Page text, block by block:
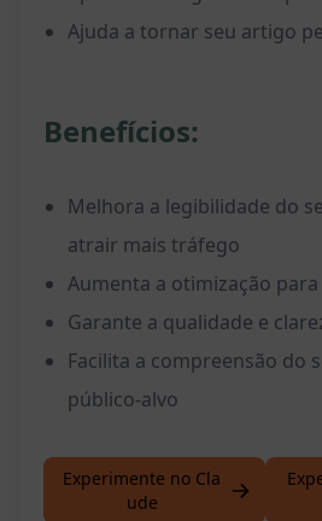
Ajuda a tornar seu artigo
Benefícios:
Melhora a legibilidade do
atrair mais tráfego
Aumenta a otimização
Garante a qualidade e
Facilita a compreensão do
público-alvo
Experimente no Cla
ude